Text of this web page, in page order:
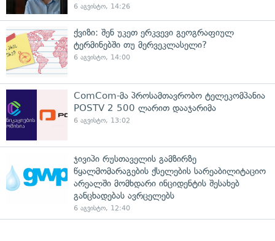
6 აგვისტო, 14:26
ქვიზი: შენ უკეთ ერკვევი გეოგრაფიულ
ტერმინებში თუ მერვეკლასელი?
6 აგვისტო, 14:00
ComCom-მა პროსამთავრობო ტელეკომპანია
POSTV 2 500 ლარით დააჯარიმა
6 აგვისტო, 13:02
ჯივიპი რუსთაველის გამზირზე
წყალმომარაგების ქსელების სარეაბილიტაციო
არეალში მომხდარი ინციდენტის შესახებ
განცხადებას ავრცელებს
6 აგვისტო, 12:40